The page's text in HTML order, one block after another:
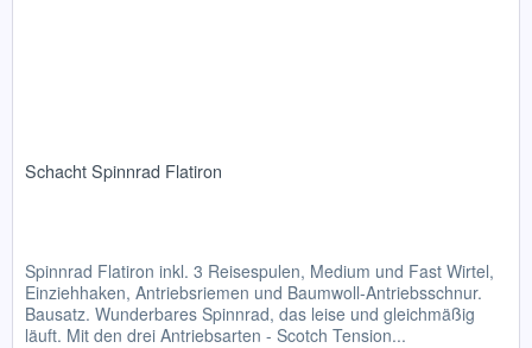
Schacht Spinnrad Flatiron
Spinnrad Flatiron inkl. 3 Reisespulen, Medium und Fast Wirtel,
Einziehhaken, Antriebsriemen und Baumwoll-Antriebsschnur.
Bausatz. Wunderbares Spinnrad, das leise und gleichmäßig
läuft. Mit den drei Antriebsarten - Scotch Tension...